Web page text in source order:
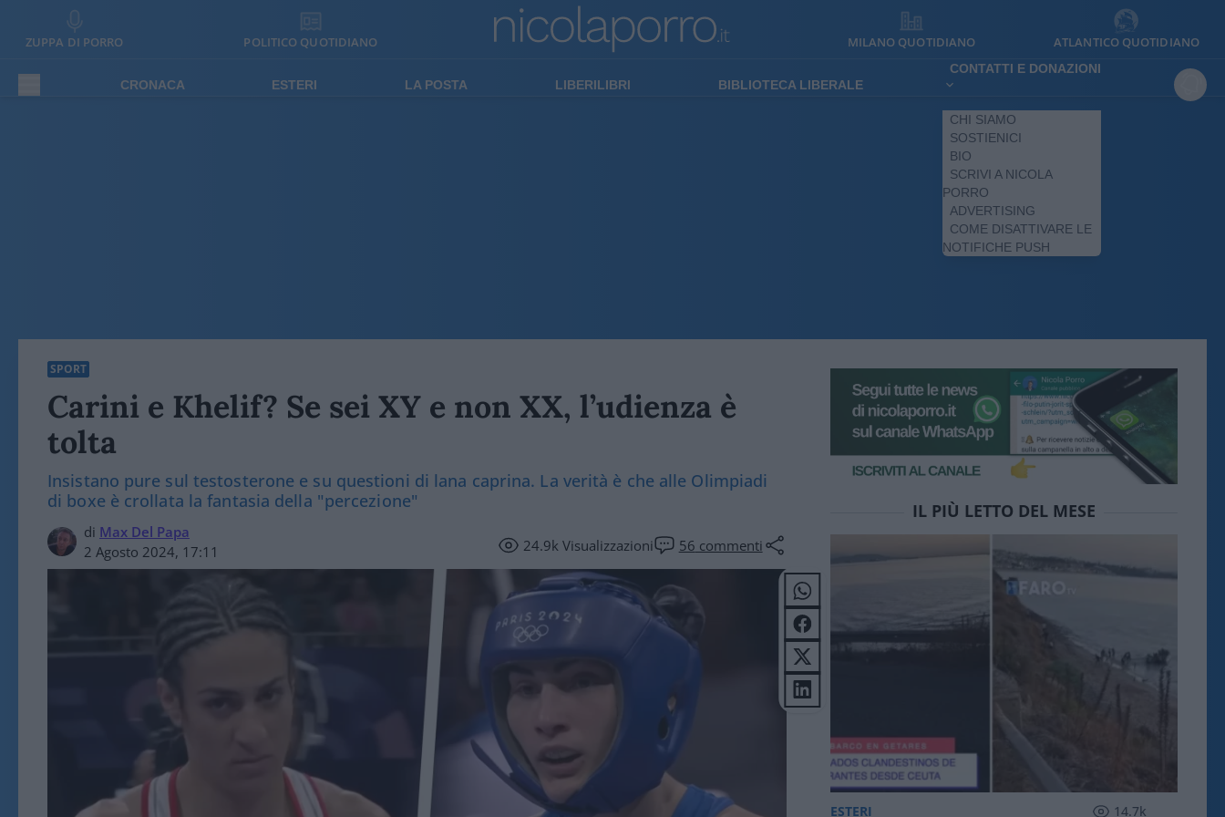
ZUPPA DI PORRO POLITICO QUOTIDIANO MILANO QUOTIDIANO ATLANTICO QUOTIDIANO
CRONACA ESTERI LA POSTA LIBERILIBRI BIBLIOTECA LIBERALE
CONTATTI E DONAZIONI
CHI SIAMO
SOSTIENICI
BIO
SCRIVI A NICOLA
PORRO
ADVERTISING
COME DISATTIVARE LE
NOTIFICHE PUSH
SPORT
Carini e Khelif? Se sei XY e non XX, l’udienza è
tolta
Insistano pure sul testosterone e su questioni di lana caprina. La verità è che alle Olimpiadi
di boxe è crollata la fantasia della "percezione"
di Max Del Papa
2 Agosto 2024, 17:11
24.9kVisualizzazioni 56 commenti
IL PIÙ LETTO DEL MESE
ESTERI 14.7k